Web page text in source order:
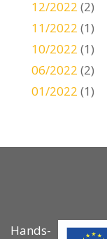
12/2022 (2)
11/2022 (1)
10/2022 (1)
06/2022 (2)
01/2022 (1)
Hands-